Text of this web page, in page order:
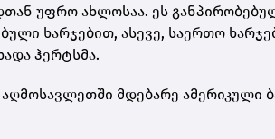
უფრო ახლოსაა. ეს
ხარჯებით, ასევე, საერთო
ჰერტსმა.
მდებარე ამერიკული